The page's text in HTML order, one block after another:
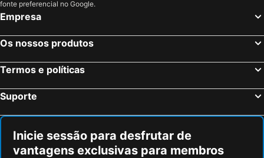
Berlim, Berlim Hotéis
Colónia, Renânia do Norte-Vestfália Hotéis
Dusseldorf, Renânia do Norte-Vestfália Hotéis
Hamburgo, Hamburgo Hotéis
Dresden, Saxónia Hotéis
fonte preferencial no Google.
Empresa
Os nossos produtos
Termos e políticas
Suporte
Inicie sessão para desfrutar de
vantagens exclusivas para membros